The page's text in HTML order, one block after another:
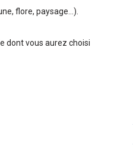
flore, paysage…).
dont vous aurez choisi